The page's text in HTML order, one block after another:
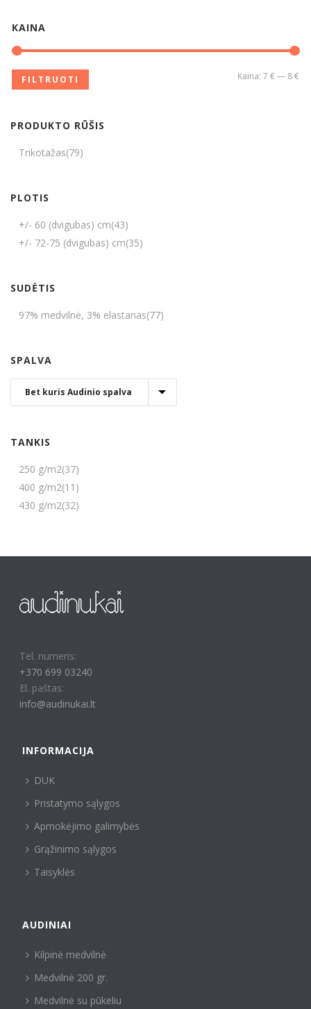
KAINA
FILTRUOTI Kaina: 7 €— 8 €
PRODUKTO RŪŠIS
Trikotažas(79)
PLOTIS
+/- 60 (dvigubas) cm(43)
+/- 72-75 (dvigubas) cm(35)
SUDĖTIS
97% medvilnė, 3% elastanas(77)
SPALVA
TANKIS
250 g/m2(37)
400 g/m2(11)
430 g/m2(32)
Tel. numeris:
+370 699 03240
El. paštas:
info@audinukai.lt
INFORMACIJA
DUK
Pristatymo sąlygos
Apmokėjimo galimybės
Grąžinimo sąlygos
Taisyklės
AUDINIAI
Kilpinė medvilnė
Medvilnė 200 gr.
Medvilnė su pūkeliu